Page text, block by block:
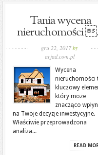
Tania wycena
nieruchomości
gru 22, 2017by
arjad.com.pl
Wycena
nieruchomości
kluczowy
który może
znacząco
na Twoje decyzje inwestycyjne.
Właściwie przeprowadzona
analiza...
READ